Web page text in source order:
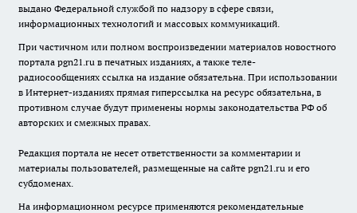
выдано Федеральной службой по надзору в сфере связи,
информационных технологий и массовых коммуникаций.
При частичном или полном воспроизведении материалов новостного
портала pgn21.ru в печатных изданиях, а также теле-
радиосообщениях ссылка на издание обязательна. При использовании
в Интернет-изданиях прямая гиперссылка на ресурс обязательна, в
противном случае будут применены нормы законодательства РФ об
авторских и смежных правах.
Редакция портала не несет ответственности за комментарии и
материалы пользователей, размещенные на сайте pgn21.ru и его
субдоменах.
На информационном ресурсе применяются рекомендательные